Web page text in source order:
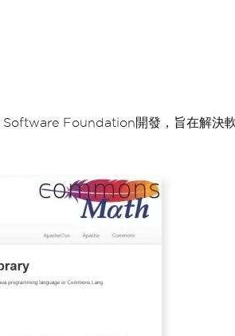
Foundation開發，旨在解決